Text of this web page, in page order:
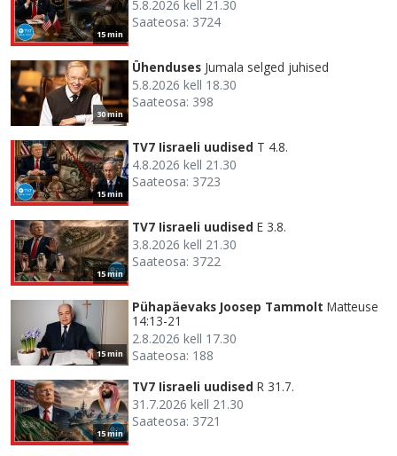
15 min
5.8.2026 kell 21.30
Saateosa: 3724
30 min
Ühenduses Jumala selged juhised
5.8.2026 kell 18.30
Saateosa: 398
15 min
TV7 Iisraeli uudised T 4.8.
4.8.2026 kell 21.30
Saateosa: 3723
15 min
TV7 Iisraeli uudised E 3.8.
3.8.2026 kell 21.30
Saateosa: 3722
15 min
Pühapäevaks Joosep Tammolt Matteuse
14:13-21
2.8.2026 kell 17.30
Saateosa: 188
15 min
TV7 Iisraeli uudised R 31.7.
31.7.2026 kell 21.30
Saateosa: 3721